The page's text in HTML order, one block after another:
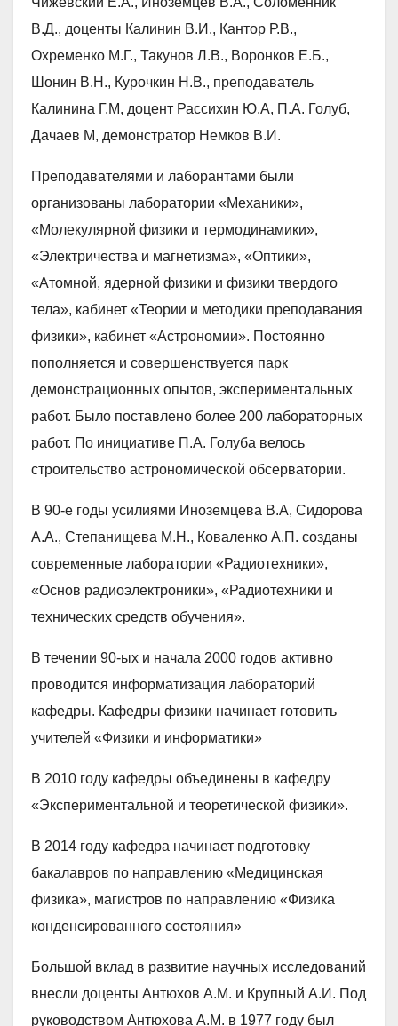
В.Д., доценты Калинин В.И., Кантор Р.В.,
Охременко М.Г., Такунов Л.В., Воронков Е.Б.,
Шонин В.Н., Курочкин Н.В., преподаватель
Калинина Г.М, доцент Рассихин Ю.А, П.А. Голуб,
Дачаев М, демонстратор Немков В.И.
Преподавателями и лаборантами были
организованы лаборатории «Механики»,
«Молекулярной физики и термодинамики»,
«Электричества и магнетизма», «Оптики»,
«Атомной, ядерной физики и физики твердого
тела», кабинет «Теории и методики преподавания
физики», кабинет «Астрономии». Постоянно
пополняется и совершенствуется парк
демонстрационных опытов, экспериментальных
работ. Было поставлено более 200 лабораторных
работ. По инициативе П.А. Голуба велось
строительство астрономической обсерватории.
В 90-е годы усилиями Иноземцева В.А, Сидорова
А.А., Степанищева М.Н., Коваленко А.П. созданы
современные лаборатории «Радиотехники»,
«Основ радиоэлектроники», «Радиотехники и
технических средств обучения».
В течении 90-ых и начала 2000 годов активно
проводится информатизация лабораторий
кафедры. Кафедры физики начинает готовить
учителей «Физики и информатики»
В 2010 году кафедры объединены в кафедру
«Экспериментальной и теоретической физики».
В 2014 году кафедра начинает подготовку
бакалавров по направлению «Медицинская
физика», магистров по направлению «Физика
конденсированного состояния»
Большой вклад в развитие научных исследований
внесли доценты Антюхов А.М. и Крупный А.И. Под
руководством Антюхова А.М. в 1977 году был